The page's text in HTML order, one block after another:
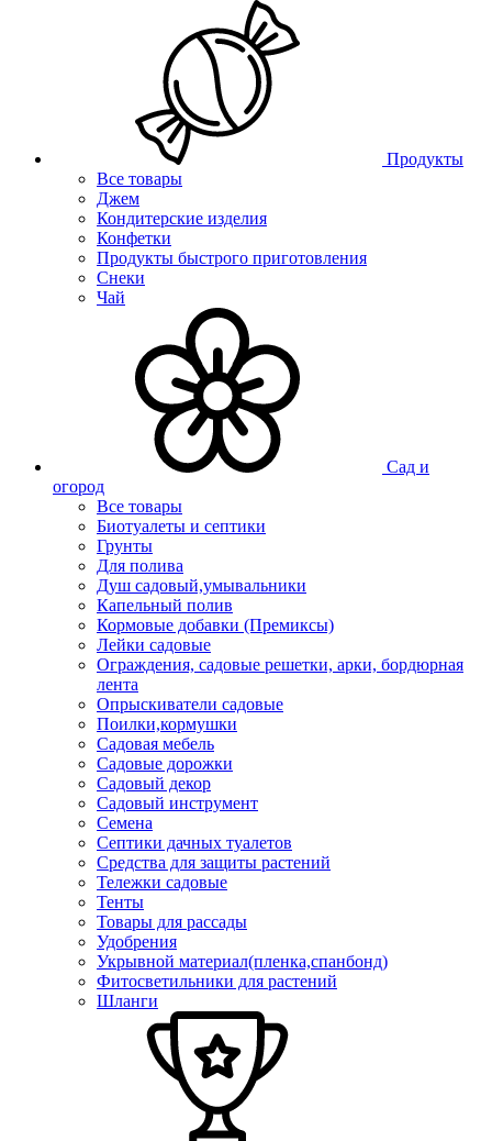
Продукты
Все товары
Джем
Кондитерские изделия
Конфетки
Продукты быстрого приготовления
Снеки
Чай
Сад и
огород
Все товары
Биотуалеты и септики
Грунты
Для полива
Душ садовый,умывальники
Капельный полив
Кормовые добавки (Премиксы)
Лейки садовые
Ограждения, садовые решетки, арки, бордюрная
лента
Опрыскиватели садовые
Поилки,кормушки
Садовая мебель
Садовые дорожки
Садовый декор
Садовый инструмент
Семена
Септики дачных туалетов
Средства для защиты растений
Тележки садовые
Тенты
Товары для рассады
Удобрения
Укрывной материал(пленка,спанбонд)
Фитосветильники для растений
Шланги